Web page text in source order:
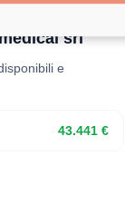
srl
e
43.441 €